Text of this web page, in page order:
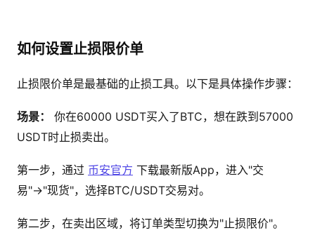
如何设置止损限价单
止损限价单是最基础的止损工具。以下是具体操作步骤：
场景：
你在60000 USDT买入了BTC，想在跌到57000
USDT时止损卖出。
第一步，通过 币安官方 下载最新版App，进入"交
易"→"现货"，选择BTC/USDT交易对。
第二步，在卖出区域，将订单类型切换为"止损限价"。